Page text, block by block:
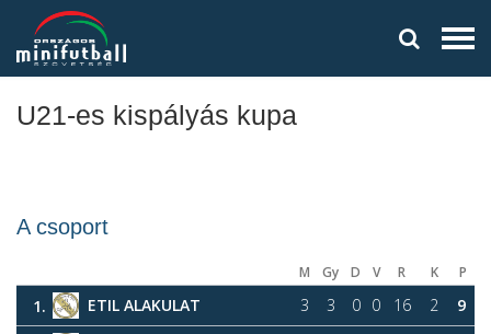
U21-es kispályás kupa
A csoport
M Gy D V R K P
1. ETIL ALAKULAT 3 3 0 0 16 2
9